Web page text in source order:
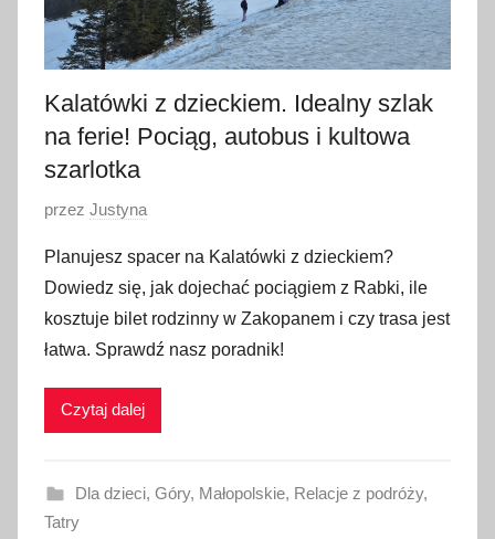
Kalatówki z dzieckiem. Idealny szlak
na ferie! Pociąg, autobus i kultowa
szarlotka
O
u
b
l
i
w
n
o
przez Justyna
Planujesz spacer na Kalatówki z dzieckiem?
Dowiedz się, jak dojechać pociągiem z Rabki, ile
kosztuje bilet rodzinny w Zakopanem i czy trasa jest
łatwa. Sprawdź nasz poradnik!
Czytaj dalej
Dla dzieci, Góry, Małopolskie, Relacje z podróży,
Tatry